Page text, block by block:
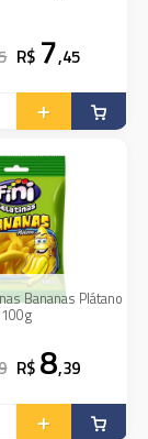
R$ 7,45
Bananas Plátano
100g
R$ 8,39